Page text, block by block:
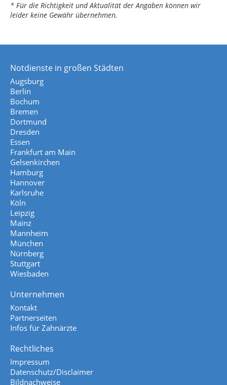
* Für die Richtigkeit und Aktualität der Angaben können wir
leider keine Gewähr übernehmen.
Notdienste in großen Städten
Augsburg
Berlin
Bochum
Bremen
Dortmund
Dresden
Essen
Frankfurt am Main
Gelsenkirchen
Hamburg
Hannover
Karlsruhe
Köln
Leipzig
Mainz
Mannheim
München
Nürnberg
Stuttgart
Wiesbaden
Unternehmen
Kontakt
Partnerseiten
Infos für Zahnärzte
Rechtliches
Impressum
Datenschutz/Disclaimer
Bildnachweise